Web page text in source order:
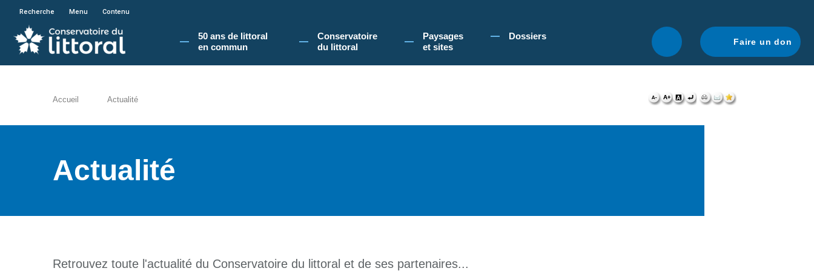
En poursuivant votre navigation sur le site du Conservatoire du littoral, vous acceptez l'utilisation de cookies pour vous proposer une navigation optimale.
Recherche Menu Contenu
50 ans de littoral
en commun​
Conservatoire
du littoral
Paysages
et sites
Dossiers
Faire un don
Accueil Actualité
Actualité
Retrouvez toute l'actualité du Conservatoire du littoral et de ses partenaires...